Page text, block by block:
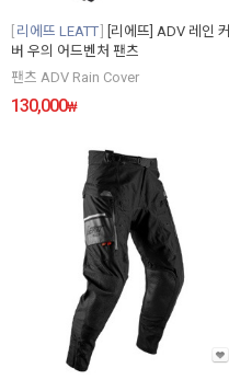
리에뜨 LEATT
[리에뜨] ADV 레인 커
버 우의 어드벤처 팬츠
팬츠 ADV Rain Cover
130,000₩